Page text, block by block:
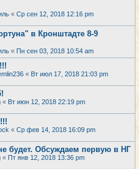
« Ср сен 12, 2018 12:16 pm
в Кронштадте 8-9
« Пн сен 03, 2018 10:54 am
« Вт июл 17, 2018 21:03 pm
« Вт июн 12, 2018 22:19 pm
« Ср фев 14, 2018 16:09 pm
будет. Обсуждаем первую в НГ
« Пт янв 12, 2018 13:36 pm